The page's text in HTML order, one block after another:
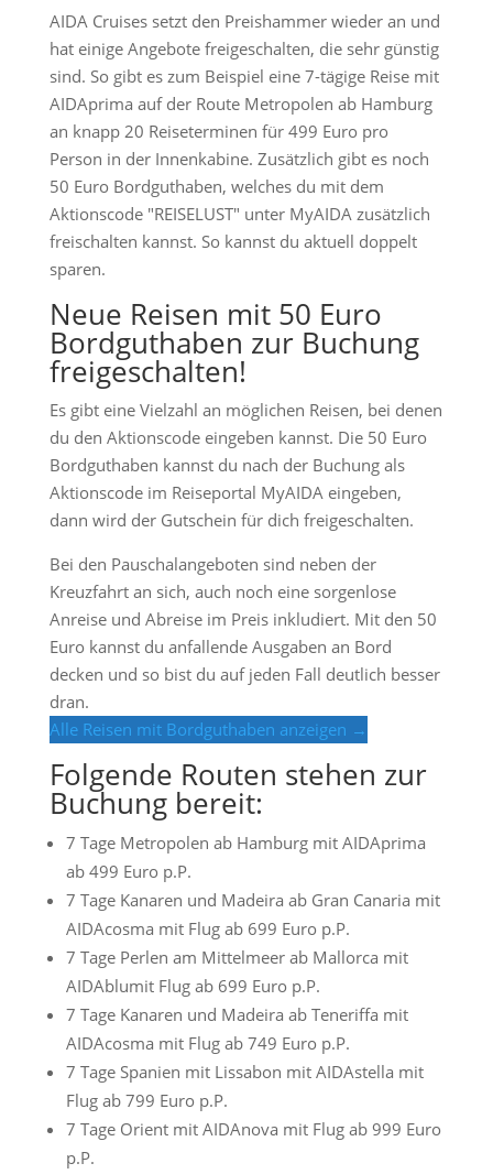
AIDA Cruises setzt den Preishammer wieder an und
hat einige Angebote freigeschalten, die sehr günstig
sind. So gibt es zum Beispiel eine 7-tägige Reise mit
AIDAprima auf der Route Metropolen ab Hamburg
an knapp 20 Reiseterminen für 499 Euro pro
Person in der Innenkabine. Zusätzlich gibt es noch
50 Euro Bordguthaben, welches du mit dem
Aktionscode "REISELUST" unter MyAIDA zusätzlich
freischalten kannst. So kannst du aktuell doppelt
sparen.
Neue Reisen mit 50 Euro
Bordguthaben zur Buchung
freigeschalten!
Es gibt eine Vielzahl an möglichen Reisen, bei denen
du den Aktionscode eingeben kannst. Die 50 Euro
Bordguthaben kannst du nach der Buchung als
Aktionscode im Reiseportal MyAIDA eingeben,
dann wird der Gutschein für dich freigeschalten.
Bei den Pauschalangeboten sind neben der
Kreuzfahrt an sich, auch noch eine sorgenlose
Anreise und Abreise im Preis inkludiert. Mit den 50
Euro kannst du anfallende Ausgaben an Bord
decken und so bist du auf jeden Fall deutlich besser
dran.
Alle Reisen mit Bordguthaben anzeigen →
Folgende Routen stehen zur
Buchung bereit:
7 Tage Metropolen ab Hamburg mit AIDAprima
ab 499 Euro p.P.
7 Tage Kanaren und Madeira ab Gran Canaria mit
AIDAcosma mit Flug ab 699 Euro p.P.
7 Tage Perlen am Mittelmeer ab Mallorca mit
AIDAblumit Flug ab 699 Euro p.P.
7 Tage Kanaren und Madeira ab Teneriffa mit
AIDAcosma mit Flug ab 749 Euro p.P.
7 Tage Spanien mit Lissabon mit AIDAstella mit
Flug ab 799 Euro p.P.
7 Tage Orient mit AIDAnova mit Flug ab 999 Euro
p.P.